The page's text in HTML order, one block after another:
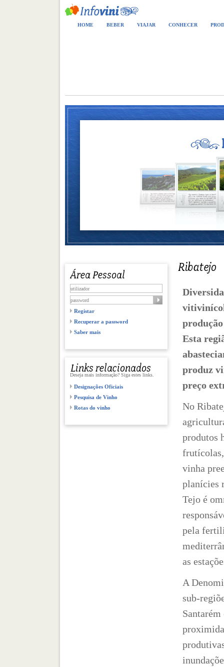
HOME BEBER VIAJAR CONHECER
Registar
Recuperar a password
Saber mais
Deseja mais informação? Siga estes links.
Designações Oficiais
Pesquisa de Vinho
Rotas do vinho
Esta
produz
preço
No
produtos
vinha
planícies
Tejo é
pela
as
A
sub-